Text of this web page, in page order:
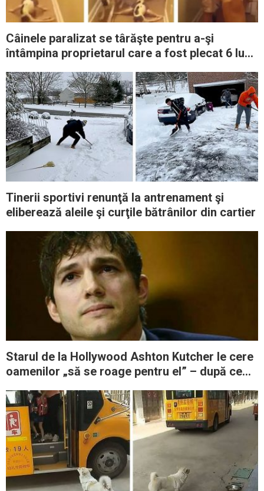
Câinele paralizat se târăşte pentru a-şi
întâmpina proprietarul care a fost plecat 6 luni
Tinerii sportivi renunţă la antrenament şi
eliberează aleile şi curţile bătrânilor din cartier
Starul de la Hollywood Ashton Kutcher le cere
oamenilor „să se roage pentru el” – după ce
vieţi